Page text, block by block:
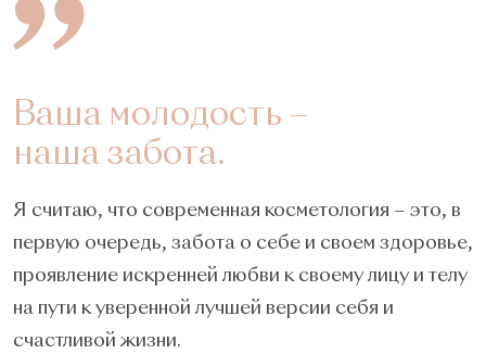
Ваша молодость –
наша забота.
Я считаю, что современная косметология – это, в
первую очередь, забота о себе и своем здоровье,
проявление искренней любви к своему лицу и телу
на пути к уверенной лучшей версии себя и
счастливой жизни.